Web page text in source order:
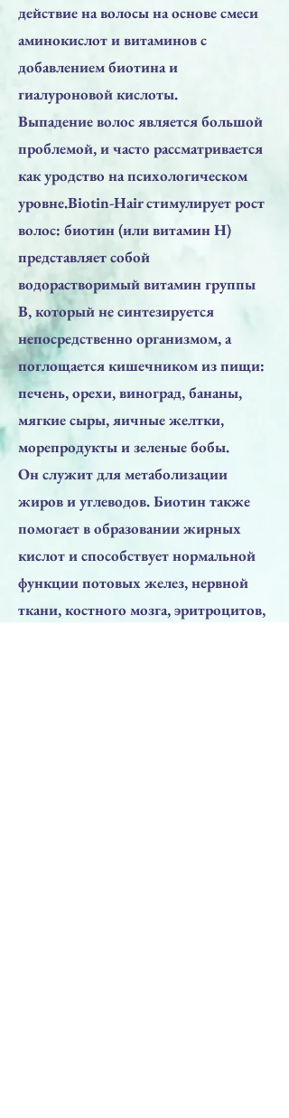
действие на волосы на основе смеси
аминокислот и витаминов с
добавлением биотина и
гиалуроновой кислоты.
Выпадение волос является большой
проблемой, и часто рассматривается
как уродство на психологическом
уровне.Biotin-Hair стимулирует рост
волос: биотин (или витамин Н)
представляет собой
водорастворимый витамин группы
В, который не синтезируется
непосредственно организмом, а
поглощается кишечником из пищи:
печень, орехи, виноград, бананы,
мягкие сыры, яичные желтки,
морепродукты и зеленые бобы.
Он служит для метаболизации
жиров и углеводов. Биотин также
помогает в образовании жирных
кислот и способствует нормальной
функции потовых желез, нервной
ткани, костного мозга, эритроцитов,